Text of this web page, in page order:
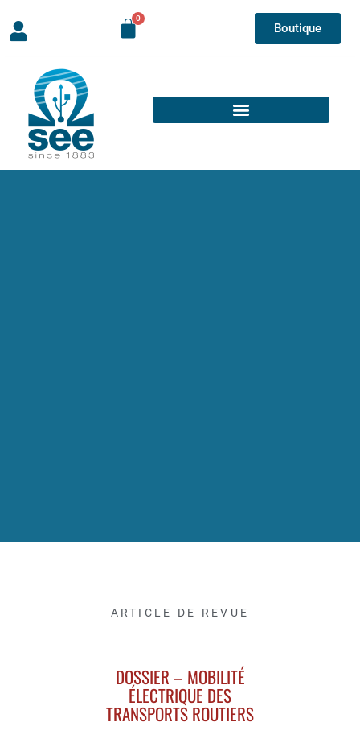
Boutique
ARTICLE DE REVUE
DOSSIER – MOBILITÉ
ÉLECTRIQUE DES
TRANSPORTS ROUTIERS